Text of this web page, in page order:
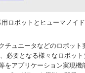
ロボットとヒューマノイ
ュエータなどのロボッ
要となる様々なロボッ
アプリケーション実現